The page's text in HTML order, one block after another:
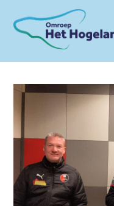
content